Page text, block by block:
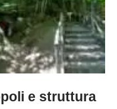
e struttura